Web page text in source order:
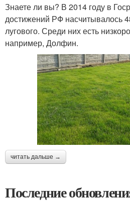
Знаете ли вы? В 2014 году в
достижений РФ насчитывалось
лугового. Среди них есть
например, Долфин.
читать дальше →
Последние